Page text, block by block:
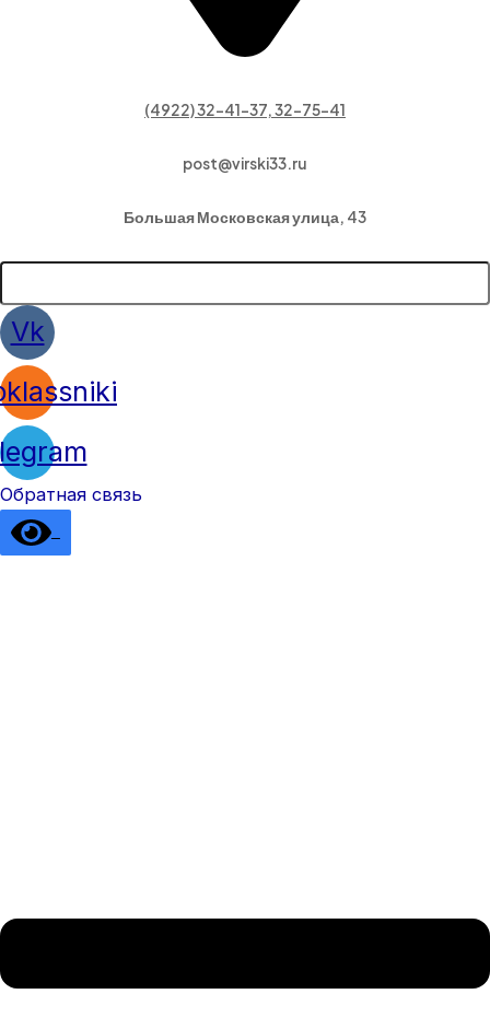
(4922) 32-41-37, 32-75-41
post@virski33.ru
Большая Московская улица, 43
Vk
Обратная связь